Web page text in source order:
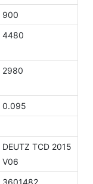
900
4480
2980
0.095
DEUTZ TCD 2015
V06
3601482